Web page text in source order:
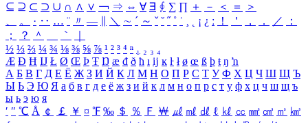
⊆ ⊇ ⊂ ⊃ ∪ ∩ ∧ ∨ ￢ ⇒ ⇔ ∀ ∃ ∮ ∑ ∏ ＋ － ＜ ＝
＞
、
。 · ‥ … ¨ 〃 ― ＼ ∼ ´ ～ ˇ ˘ ˝ ˚ ˙ ¸ ¡ ¿ ː ！ ＇ ， ． ／
：
；
？ ＾ ｀
½ ⅓ ⅔ ¼ ¾ ⅛ ⅜ ⅝ ⅞ ¹ ² ³ ⁴ ⁿ ₁ ₂ ₃ ₄
Æ Ð Ħ Ĳ Ł Ø Œ Þ Ŧ Ŋ æ đ ð ħ ı ĳ ĸ ŀ ł ø œ ß þ ŧ ŋ ŉ
А Б В Г Д Е Ё Ж З И Й К Л М Н О П Р С Т У Ф Х Ц Ч Ш Щ Ъ
Ы Ь Э Ю Я а б в г д е ё ж з и й к л м н о п р с т у ф х ц ч ш щ ъ
ы ь э ю я
′ ″ ℃ Å ￠ ￡ ￥ ¤ ℉ ‰ ＄ ％ Ｆ ￦ ㎕ ㎖ ㎗ ℓ ㎘ ㏄ ㎣ ㎤ ㎥ ㎦